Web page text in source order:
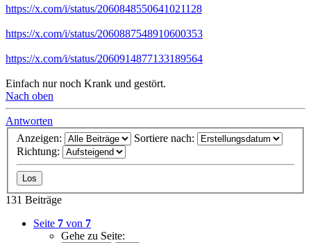
https://x.com/i/status/2060848550641021128
https://x.com/i/status/2060887548910600353
https://x.com/i/status/2060914877133189564
Einfach nur noch Krank und gestört.
Nach oben
Antworten
Anzeigen:
Sortiere nach:
Richtung:
131 Beiträge
Seite 7 von 7
Gehe zu Seite: